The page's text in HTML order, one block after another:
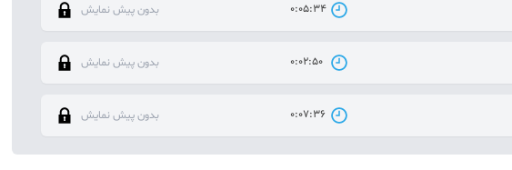
0:05:34 بدون پیش نمایش
0:02:50 بدون پیش نمایش
0:07:36 بدون پیش نمایش